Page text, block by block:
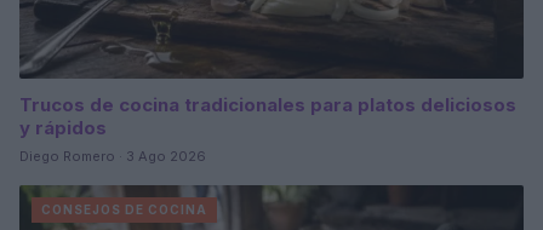
Trucos de cocina tradicionales para platos deliciosos
y rápidos
Diego Romero · 3 Ago 2026
CONSEJOS DE COCINA